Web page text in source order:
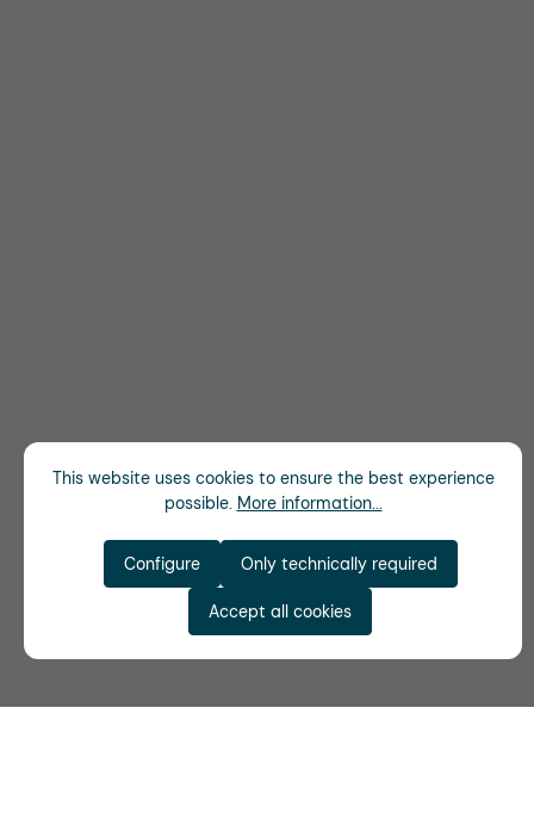
This website uses cookies to ensure the best experience
possible. More information...
Only technically required
Configure
Accept all cookies